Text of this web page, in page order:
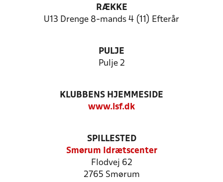
RÆKKE
U13 Drenge 8-mands 4 (11) Efterår
PULJE
Pulje 2
KLUBBENS HJEMMESIDE
www.lsf.dk
SPILLESTED
Smørum Idrætscenter
Flodvej 62
2765 Smørum